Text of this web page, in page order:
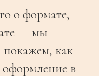
о формате,
— мы
как
оформление в